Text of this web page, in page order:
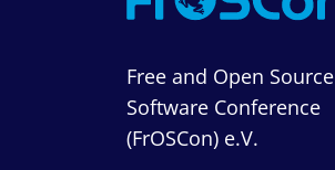
Free and Open Source
Software Conference
(FrOSCon) e.V.